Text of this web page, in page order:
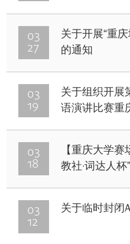
03
27
关于开展“重
的通知
03
19
关于组织开展
语演讲比赛重
03
18
【重庆大学
教社·词达人
03
12
关于临时封闭